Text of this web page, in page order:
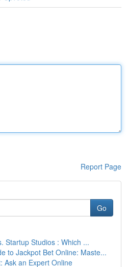
Report Page
Go
Startup Studios : Which ...
to Jackpot Bet Online: Maste...
Ask an Expert Online